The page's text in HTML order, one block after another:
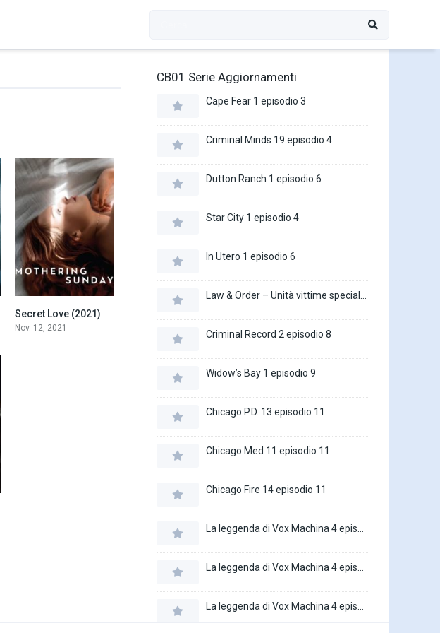
5.9
Secret Love (2021)
Nov. 12, 2021
CB01 Serie Aggiornamenti
Cape Fear 1 episodio 3
Criminal Minds 19 episodio 4
Dutton Ranch 1 episodio 6
Star City 1 episodio 4
In Utero 1 episodio 6
Criminal Record 2 episodio 8
Widow’s Bay 1 episodio 9
Chicago P.D. 13 episodio 11
Chicago Med 11 episodio 11
Chicago Fire 14 episodio 11